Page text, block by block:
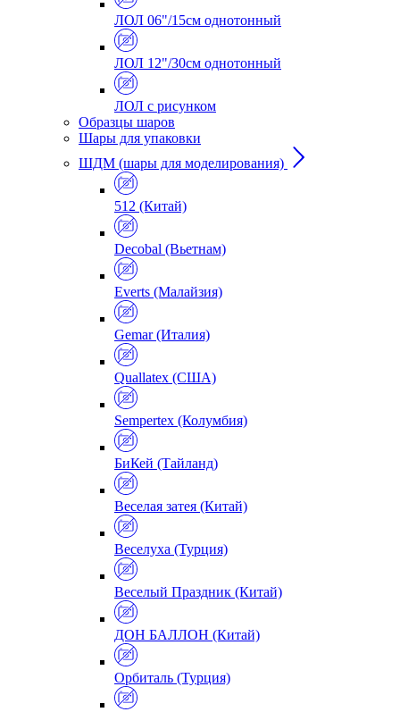
ЛОЛ 06"/15см однотонный
ЛОЛ 12"/30см однотонный
ЛОЛ с рисунком
Образцы шаров
Шары для упаковки
ШДМ (шары для моделирования)
512 (Китай)
Decobal (Вьетнам)
Everts (Малайзия)
Gemar (Италия)
Quallatex (США)
Sempertex (Колумбия)
БиКей (Тайланд)
Веселая затея (Китай)
Веселуха (Турция)
Веселый Праздник (Китай)
ДОН БАЛЛОН (Китай)
Орбиталь (Турция)